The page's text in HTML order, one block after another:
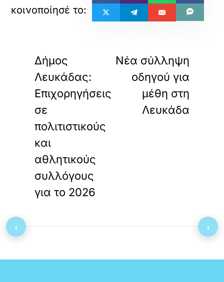
Δήμος
Λευκάδας:
Επιχορηγήσεις
σε
πολιτιστικούς
και
αθλητικούς
συλλόγους
για το 2026
Νέα σύλληψη
οδηγού για
μέθη στη
Λευκάδα
‹ ›